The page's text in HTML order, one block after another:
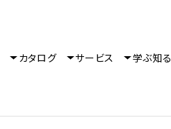
カタログ サービス 学ぶ知る